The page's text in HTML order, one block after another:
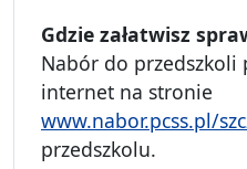
Gdzie załatwisz
Nabór do przedszkoli
internet na stronie
www.nabor.pcss.pl/
przedszkolu.